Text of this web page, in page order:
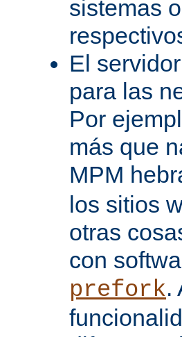
sistemas
El
para las
Por
más que
MPM
los sitios
otras
con
prefork.